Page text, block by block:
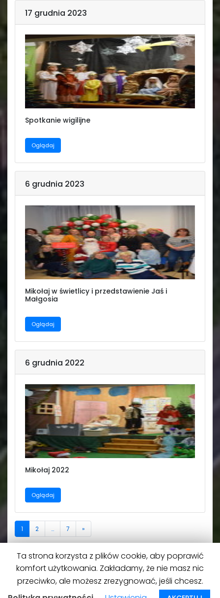
17 grudnia 2023
Spotkanie wigilijne
Oglądaj
6 grudnia 2023
Mikołaj w świetlicy i przedstawienie Jaś i
Małgosia
Oglądaj
6 grudnia 2022
Mikołaj 2022
Oglądaj
1 2 … 7 »
Ta strona korzysta z plików cookie, aby poprawić
komfort użytkowania. Zakładamy, że nie masz nic
przeciwko, ale możesz zrezygnować, jeśli chcesz.